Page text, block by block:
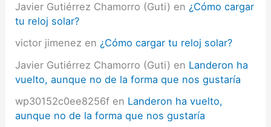
Javier Gutiérrez Chamorro (Guti) en ¿Cómo cargar
tu reloj solar?
victor jimenez en ¿Cómo cargar tu reloj solar?
Javier Gutiérrez Chamorro (Guti) en Landeron ha
vuelto, aunque no de la forma que nos gustaría
wp30152c0ee8256f en Landeron ha vuelto,
aunque no de la forma que nos gustaría